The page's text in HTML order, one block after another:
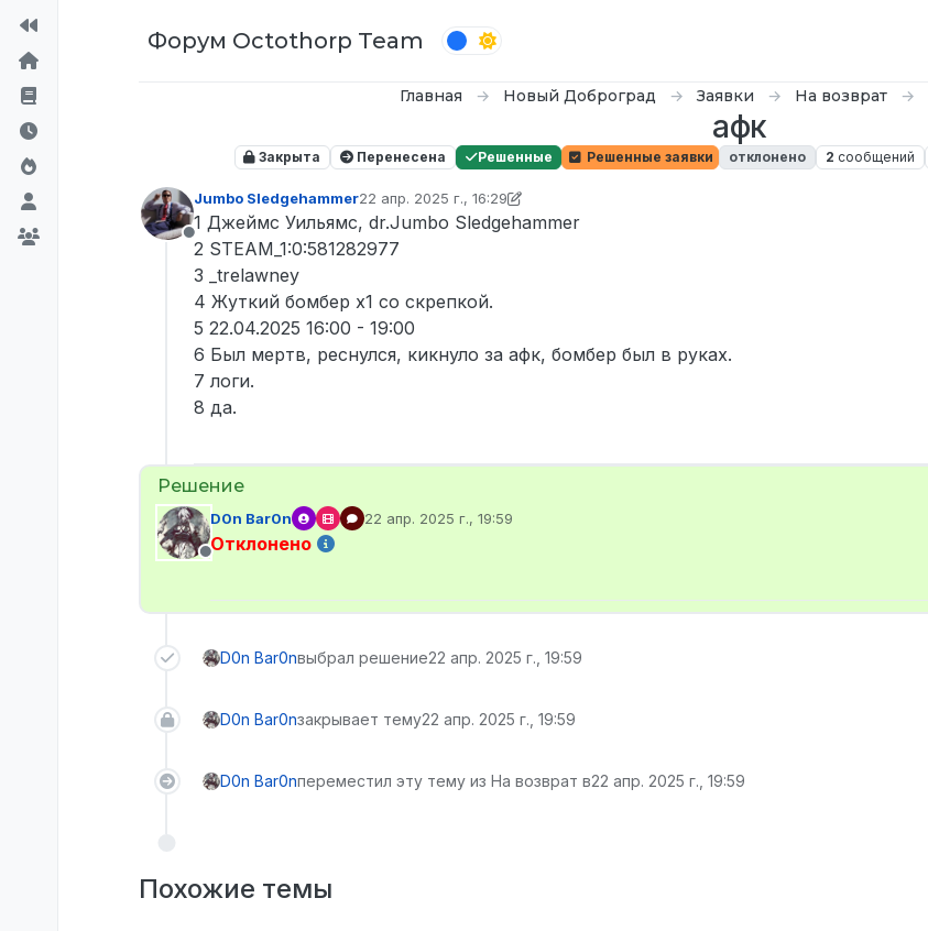
Форум Octothorp Team
Главная Новый Доброград Заявки На возврат
афк
Закрыта Перенесена Решенные Решенные заявки отклонено 2 сообщений
Не в сети
Jumbo Sledgehammer22 апр. 2025 г., 16:29
отредактировано D0n Bar0n
1 Джеймс Уильямс, dr.Jumbo Sledgehammer
2 STEAM_1:0:581282977
3 _trelawney
4 Жуткий бомбер x1 cо скрепкой.
5 22.04.2025 16:00 - 19:00
6 Был мертв, реснулся, кикнуло за афк, бомбер был в руках.
7 логи.
8 да.
Не в сети
D0n Bar0n 22 апр. 2025 г., 19:59
отредактировано
Отклонено
D0n Bar0nвыбрал решение22 апр. 2025 г., 19:59
D0n Bar0nзакрывает тему22 апр. 2025 г., 19:59
D0n Bar0nпереместил эту тему из На возврат в22 апр. 2025 г., 19:59
Похожие темы